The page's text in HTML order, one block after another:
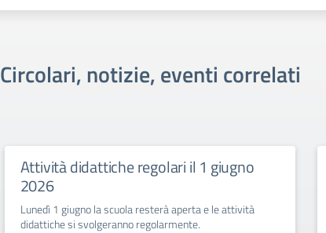
Circolari, notizie, eventi correlati
Attività didattiche regolari il 1 giugno
2026
Lunedì 1 giugno la scuola resterà aperta e le attività
didattiche si svolgeranno regolarmente.